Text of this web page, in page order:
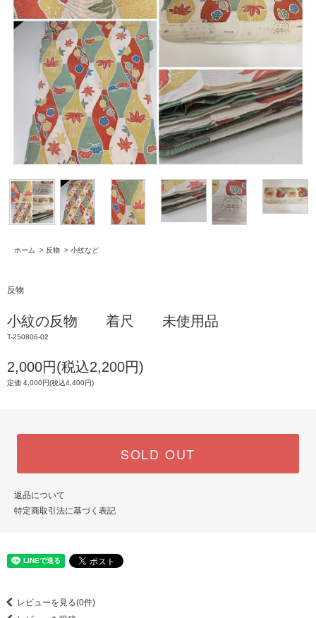
ホーム > 反物 > 小紋など
反物
小紋の反物 着尺 未使用品
T-250806-02
2,000円(税込2,200円)
定価 4,000円(税込4,400円)
SOLD OUT
返品について
特定商取引法に基づく表記
レビューを見る(0件)